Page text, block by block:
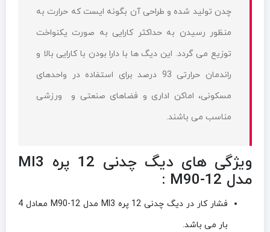
چدن تولید شده و طراحی آن بگونه ایست که حرارت به
منظور رسیدن به حداکثر کارایی به صورت یکنواخت
توزیع می گردد. این دیگ ها با دارا بودن با کارایی بالا و
راندمان حرارتی 93 درصد برای استفاده در واحدهای
مسکونی، اماکن اداری و فضاهای صنعتی و ورزشی
مناسب می باشند.
ویژگی های دیگ چدنی 12 پره MI3
مدل M90-12 :
فشار کار در دیگ چدنی 12 پره MI3 مدل M90-12 معادل 4
بار می باشد.